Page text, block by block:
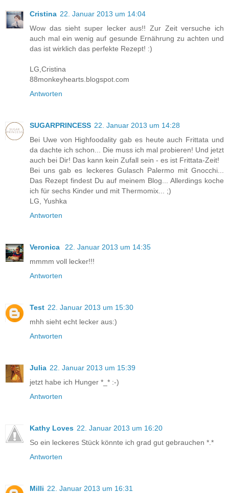
Cristina 22. Januar 2013 um 14:04
Wow das sieht super lecker aus!! Zur Zeit versuche ich
auch mal ein wenig auf gesunde Ernährung zu achten und
das ist wirklich das perfekte Rezept! :)
LG,Cristina
88monkeyhearts.blogspot.com
Antworten
SUGARPRINCESS 22. Januar 2013 um 14:28
Bei Uwe von Highfoodality gab es heute auch Frittata und
da dachte ich schon... Die muss ich mal probieren! Und jetzt
auch bei Dir! Das kann kein Zufall sein - es ist Frittata-Zeit!
Bei uns gab es leckeres Gulasch Palermo mit Gnocchi...
Das Rezept findest Du auf meinem Blog... Allerdings koche
ich für sechs Kinder und mit Thermomix... ;)
LG, Yushka
Antworten
Veronica
22. Januar 2013 um 14:35
mmmm voll lecker!!!
Antworten
Test 22. Januar 2013 um 15:30
mhh sieht echt lecker aus:)
Antworten
Julia 22. Januar 2013 um 15:39
jetzt habe ich Hunger *_* :-)
Antworten
Kathy Loves 22. Januar 2013 um 16:20
So ein leckeres Stück könnte ich grad gut gebrauchen *.*
Antworten
Milli 22. Januar 2013 um 16:31